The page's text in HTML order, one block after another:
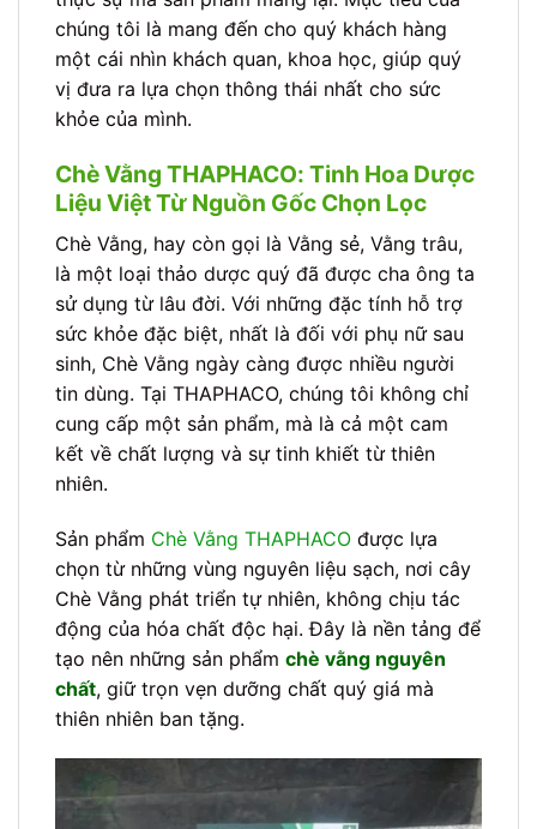
chúng tôi là mang đến cho quý khách hàng
một cái nhìn khách quan, khoa học, giúp quý
vị đưa ra lựa chọn thông thái nhất cho sức
khỏe của mình.
Chè Vằng THAPHACO: Tinh Hoa Dược
Liệu Việt Từ Nguồn Gốc Chọn Lọc
Chè Vằng, hay còn gọi là Vằng sẻ, Vằng trâu,
là một loại thảo dược quý đã được cha ông ta
sử dụng từ lâu đời. Với những đặc tính hỗ trợ
sức khỏe đặc biệt, nhất là đối với phụ nữ sau
sinh, Chè Vằng ngày càng được nhiều người
tin dùng. Tại THAPHACO, chúng tôi không chỉ
cung cấp một sản phẩm, mà là cả một cam
kết về chất lượng và sự tinh khiết từ thiên
nhiên.
Sản phẩm Chè Vằng THAPHACO được lựa
chọn từ những vùng nguyên liệu sạch, nơi cây
Chè Vằng phát triển tự nhiên, không chịu tác
động của hóa chất độc hại. Đây là nền tảng để
tạo nên những sản phẩm chè vằng nguyên
chất, giữ trọn vẹn dưỡng chất quý giá mà
thiên nhiên ban tặng.